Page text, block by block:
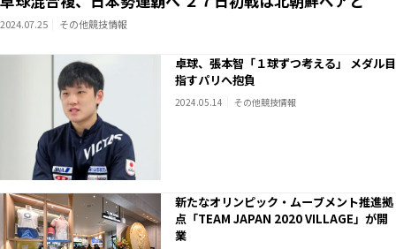
2024.07.25 その他競技情報
卓球、張本智「１球ずつ考える」 メダル目
指すパリへ抱負
2024.05.14 その他競技情報
新たなオリンピック・ムーブメント推進拠
点「TEAM JAPAN 2020 VILLAGE」が開
業